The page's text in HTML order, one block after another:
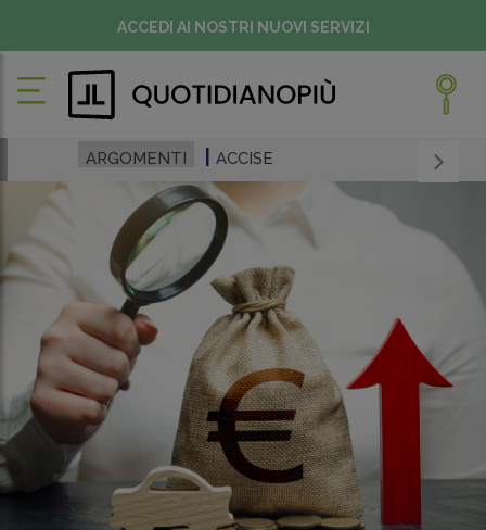
ACCEDI AI NOSTRI NUOVI SERVIZI
ARGOMENTI ACCISE